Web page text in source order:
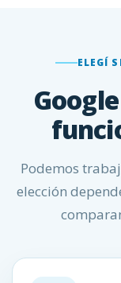
ELEGÍ
Podemos
elección